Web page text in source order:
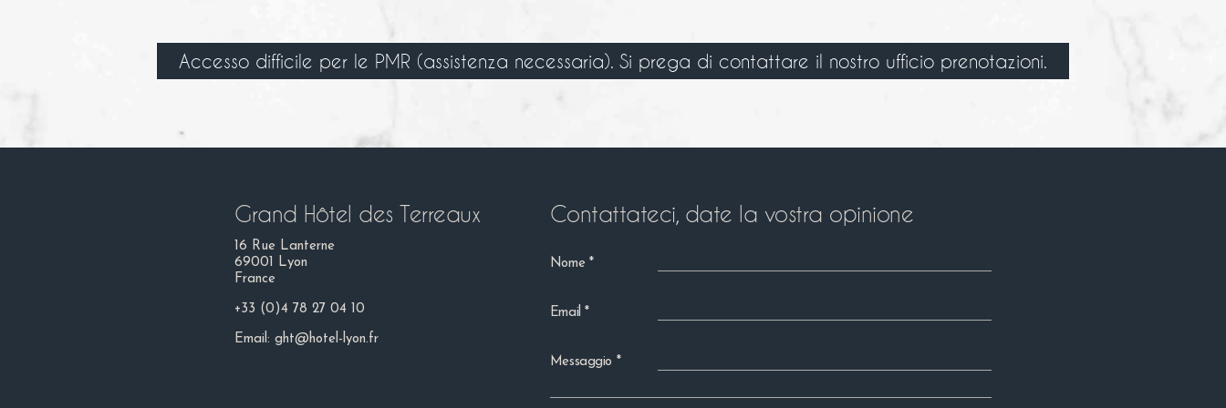
Accesso difficile per le PMR (assistenza necessaria). Si prega di contattare il nostro ufficio prenotazioni.
Grand Hôtel des Terreaux
16 Rue Lanterne
69001 Lyon
France
+33 (0)4 78 27 04 10
Email: ght@hotel-lyon.fr
Contattateci, date la vostra opinione
Nome
Email
Messaggio